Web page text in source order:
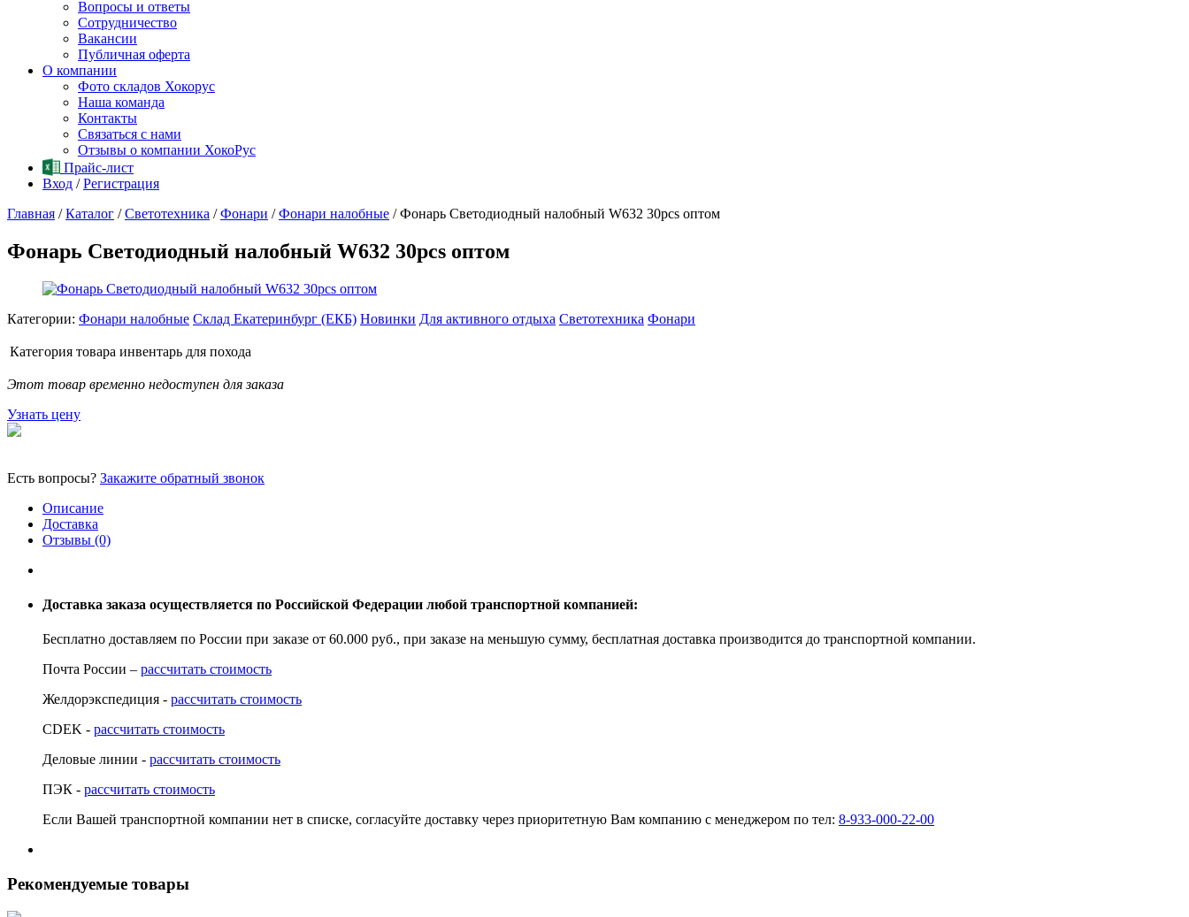
Вопросы и ответы
Сотрудничество
Вакансии
Публичная оферта
О компании
Фото складов Хокорус
Наша команда
Контакты
Связаться с нами
Отзывы о компании ХокоРус
Прайс-лист
Вход /Регистрация
Главная / Каталог / Светотехника / Фонари / Фонари налобные / Фонарь Светодиодный налобный W632 30pcs оптом
Фонарь Светодиодный налобный W632 30pcs оптом
Категории: Фонари налобные Склад Екатеринбург (ЕКБ) Новинки Для активного отдыха Светотехника Фонари
Категория товара инвентарь для похода
Этот товар временно недоступен для заказа
Узнать цену
Есть вопросы? Закажите обратный звонок
Описание
Доставка
Отзывы (0)
Доставка заказа осуществляется по Российской Федерации любой транспортной компанией:
Бесплатно доставляем по России при заказе от 60.000 руб., при заказе на меньшую сумму, бесплатная доставка производится до транспортной компании.
Почта России – рассчитать стоимость
Желдорэкспедиция - рассчитать стоимость
CDEK - рассчитать стоимость
Деловые линии - рассчитать стоимость
ПЭК - рассчитать стоимость
Если Вашей транспортной компании нет в списке, согласуйте доставку через приоритетную Вам компанию с менеджером по тел: 8-933-000-22-00
Рекомендуемые товары